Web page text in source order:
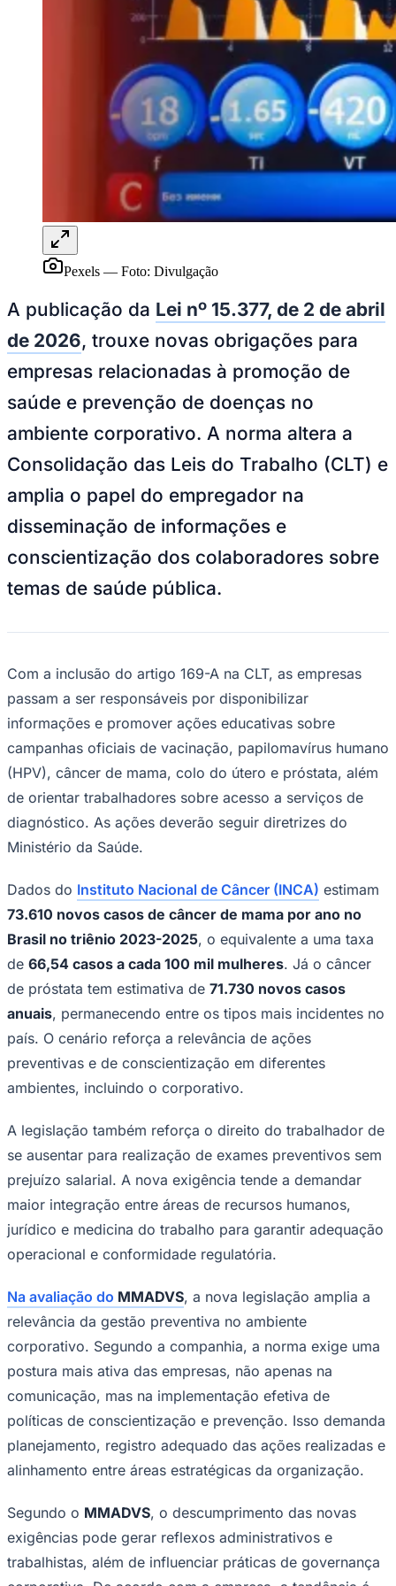
Anuncie Regional
Guia de Empresas
Vagas na RegiãoNovo
Hub de Negócios
Guia Comercial
Selo Verificado
Agenda de Vestibulares
Vagas de Emprego
Panorama Econômico
Panorama Econômico
Anuncie no Portal
Verificar EmpresaNovo
Anunciar Vagas
Publicidade Legal
NBA
Fórmula 1
Tênis (ATP)
NHL
Vôlei
NBB
Libertadores
Copa América
Champions League
Premier League
La Liga
Bundesliga
Mundial 2026
Pexels — Foto: Divulgação
A publicação da Lei nº 15.377, de 2 de abril
de 2026, trouxe novas obrigações para
empresas relacionadas à promoção de
saúde e prevenção de doenças no
ambiente corporativo. A norma altera a
Consolidação das Leis do Trabalho (CLT) e
amplia o papel do empregador na
disseminação de informações e
conscientização dos colaboradores sobre
temas de saúde pública.
Com a inclusão do artigo 169-A na CLT, as empresas
passam a ser responsáveis por disponibilizar
informações e promover ações educativas sobre
campanhas oficiais de vacinação, papilomavírus humano
(HPV), câncer de mama, colo do útero e próstata, além
de orientar trabalhadores sobre acesso a serviços de
diagnóstico. As ações deverão seguir diretrizes do
Ministério da Saúde.
Dados do Instituto Nacional de Câncer (INCA) estimam
73.610 novos casos de câncer de mama por ano no
Brasil no triênio 2023-2025, o equivalente a uma taxa
de 66,54 casos a cada 100 mil mulheres. Já o câncer
de próstata tem estimativa de 71.730 novos casos
anuais, permanecendo entre os tipos mais incidentes no
país. O cenário reforça a relevância de ações
preventivas e de conscientização em diferentes
ambientes, incluindo o corporativo.
A legislação também reforça o direito do trabalhador de
se ausentar para realização de exames preventivos sem
prejuízo salarial. A nova exigência tende a demandar
maior integração entre áreas de recursos humanos,
jurídico e medicina do trabalho para garantir adequação
operacional e conformidade regulatória.
Na avaliação do MMADVS, a nova legislação amplia a
relevância da gestão preventiva no ambiente
corporativo. Segundo a companhia, a norma exige uma
postura mais ativa das empresas, não apenas na
comunicação, mas na implementação efetiva de
políticas de conscientização e prevenção. Isso demanda
planejamento, registro adequado das ações realizadas e
alinhamento entre áreas estratégicas da organização.
Segundo o MMADVS, o descumprimento das novas
exigências pode gerar reflexos administrativos e
trabalhistas, além de influenciar práticas de governança